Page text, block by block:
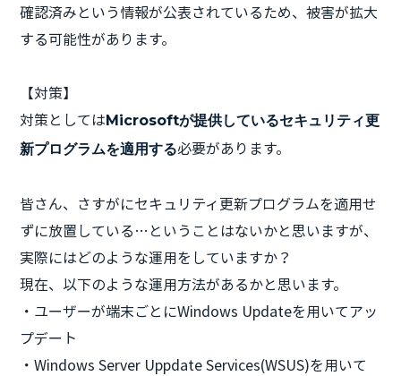
確認済みという情報が公表されているため、被害が拡大
する可能性があります。
【対策】
対策としてはMicrosoftが提供しているセキュリティ更
新プログラムを適用する必要があります。
皆さん、さすがにセキュリティ更新プログラムを適用せ
ずに放置している…ということはないかと思いますが、
実際にはどのような運用をしていますか？
現在、以下のような運用方法があるかと思います。
・ユーザーが端末ごとにWindows Updateを用いてアッ
プデート
・Windows Server Uppdate Services(WSUS)を用いて